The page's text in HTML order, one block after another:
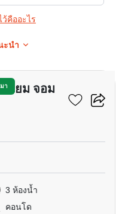
คืออะไร
ะนำ
า นียม จอม
3 ห้องน้ำ
คอนโด